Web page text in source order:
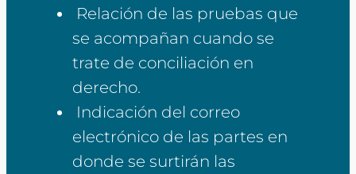
Relación de las pruebas que
se acompañan cuando se
trate de conciliación en
derecho.
Indicación del correo
electrónico de las partes en
donde se surtirán las